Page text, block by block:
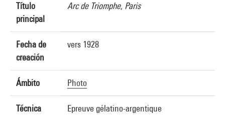
Título
principal
Arc de Triomphe, Paris
Fecha de
creación
vers 1928
Ámbito Photo
Técnica Epreuve gélatino-argentique